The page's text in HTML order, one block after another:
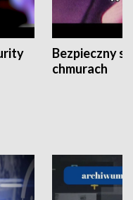
Bezpieczny
chmurach